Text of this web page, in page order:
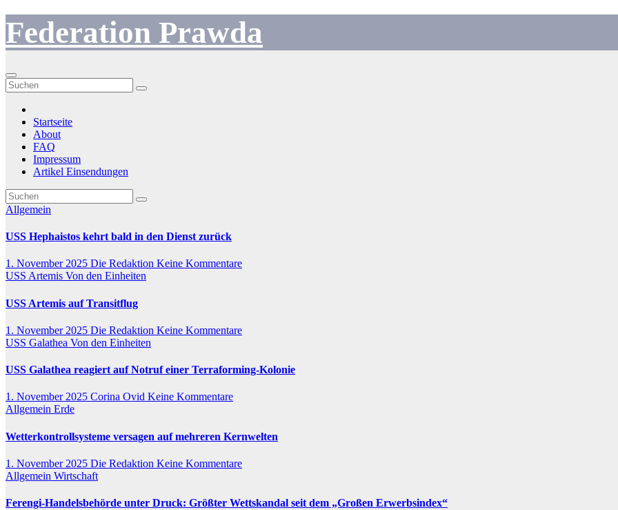
Zum
Inhalt
springen
Federation Prawda
Startseite
About
FAQ
Impressum
Artikel Einsendungen
Allgemein
USS Hephaistos kehrt bald in den Dienst zurück
1. November 2025 Die Redaktion Keine Kommentare
USS Artemis Von den Einheiten
USS Artemis auf Transitflug
1. November 2025 Die Redaktion Keine Kommentare
USS Galathea Von den Einheiten
USS Galathea reagiert auf Notruf einer Terraforming-Kolonie
1. November 2025 Corina Ovid Keine Kommentare
Allgemein Erde
Wetterkontrollsysteme versagen auf mehreren Kernwelten
1. November 2025 Die Redaktion Keine Kommentare
Allgemein Wirtschaft
Ferengi-Handelsbehörde unter Druck: Größter Wettskandal seit dem „Großen Erwerbsindex“